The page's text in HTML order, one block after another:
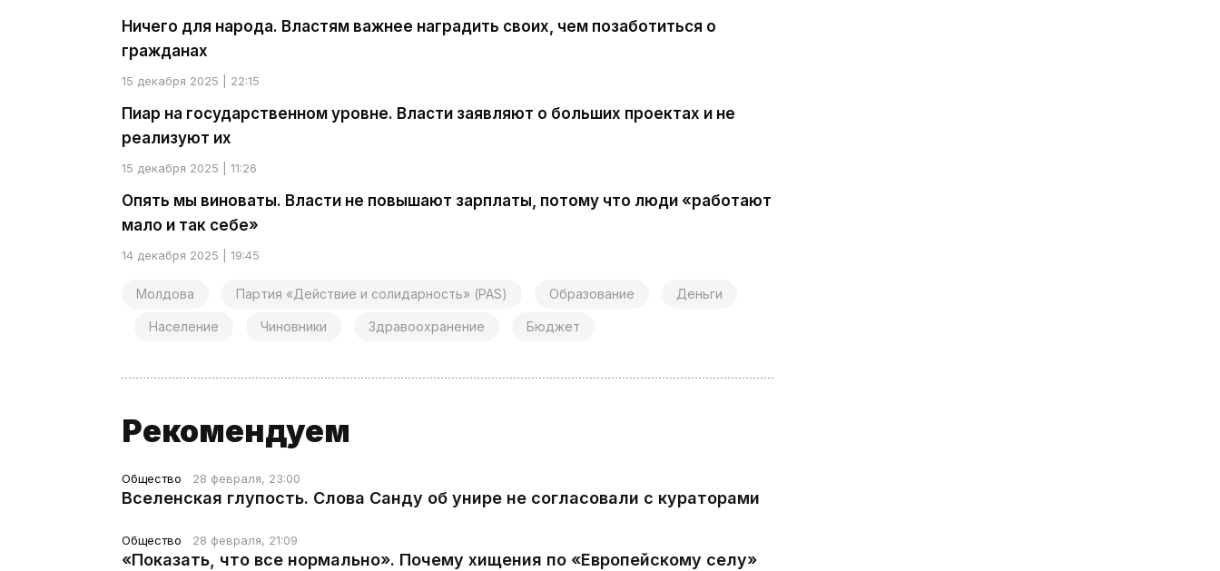
Ничего для народа. Властям важнее наградить своих, чем позаботиться о
гражданах
15 декабря 2025 | 22:15
Пиар на государственном уровне. Власти заявляют о больших проектах и не
реализуют их
15 декабря 2025 | 11:26
Опять мы виноваты. Власти не повышают зарплаты, потому что люди «работают
мало и так себе»
14 декабря 2025 | 19:45
Молдова Партия «Действие и солидарность» (PAS) Образование Деньги
Население Чиновники Здравоохранение Бюджет
Рекомендуем
Общество 28 февраля, 23:00
Вселенская глупость. Слова Санду об унире не согласовали с кураторами
Общество 28 февраля, 21:09
«Показать, что все нормально». Почему хищения по «Европейскому селу»